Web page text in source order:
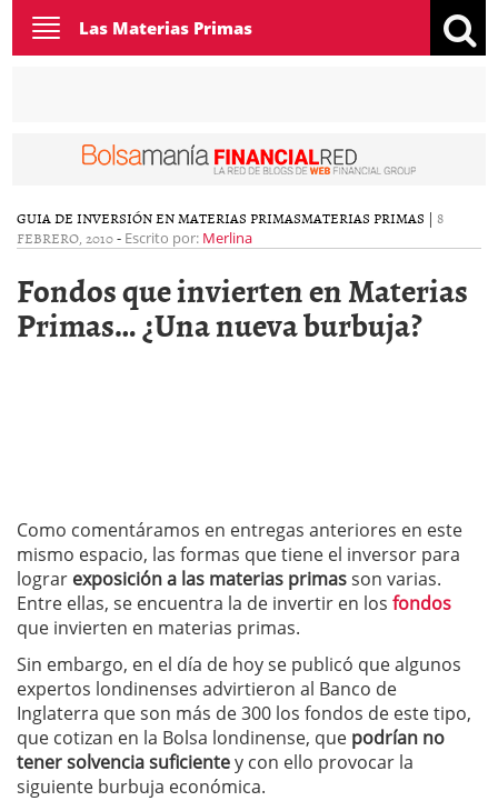
Toggle
navigation
Las Materias Primas
GUIA DE INVERSIÓN EN MATERIAS PRIMASMATERIAS PRIMAS | 8
FEBRERO, 2010- Escrito por: Merlina
Fondos que invierten en Materias
Primas… ¿Una nueva burbuja?
Como comentáramos en entregas anteriores en este
mismo espacio, las formas que tiene el inversor para
lograr exposición a las materias primasson varias.
Entre ellas, se encuentra la de invertir en los fondos
que invierten en materias primas.
Sin embargo, en el día de hoy se publicó que algunos
expertos londinenses advirtieron al Banco de
Inglaterra que son más de 300 los fondos de este tipo,
que cotizan en la Bolsa londinense, que podrían no
tener solvencia suficientey con ello provocar la
siguiente burbuja económica.